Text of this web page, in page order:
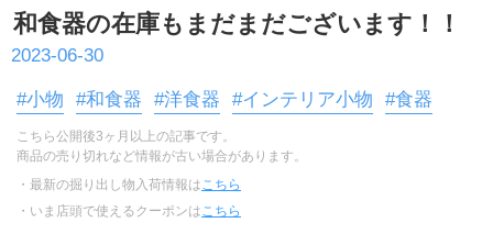
和食器の在庫もまだまだございます！！
2023-06-30
#小物 #和食器 #洋食器 #インテリア小物 #食器
こちら公開後3ヶ月以上の記事です。
商品の売り切れなど情報が古い場合があります。
・最新の掘り出し物入荷情報は こちら
・いま店頭で使えるクーポンは こちら